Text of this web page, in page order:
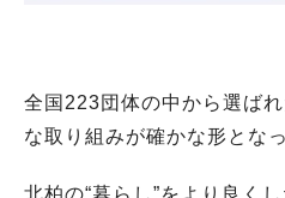
全国223団体の中から選ば
な取り組みが確かな形とな